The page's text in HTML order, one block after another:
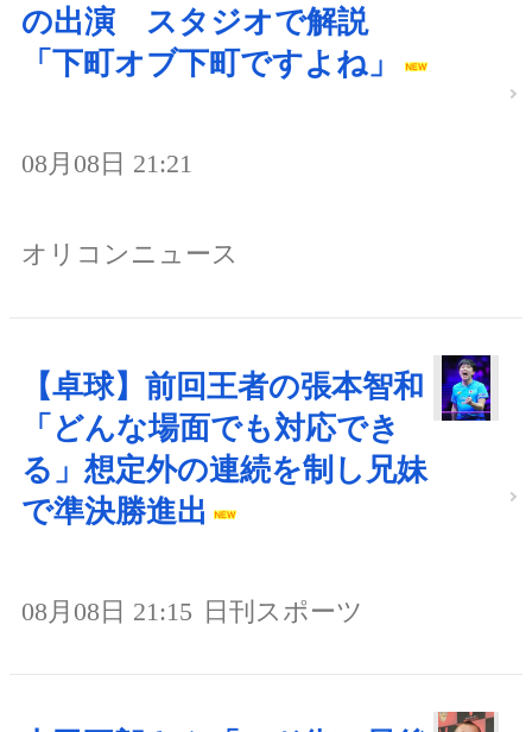
の出演 スタジオで解説
「下町オブ下町ですよね」
08月08日 21:21
オリコンニュース
【卓球】前回王者の張本智和
「どんな場面でも対応でき
る」想定外の連続を制し兄妹
で準決勝進出
08月08日 21:15 日刊スポーツ